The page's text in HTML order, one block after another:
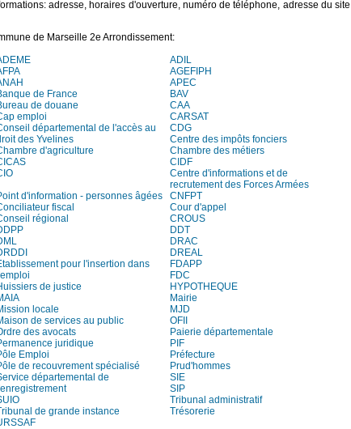
adresse, horaires d'ouverture, numéro de téléphone, adresse du site
de Marseille 2e Arrondissement:
ADIL
AGEFIPH
APEC
de France
BAV
de douane
CAA
emploi
CARSAT
départemental de l'accès au
des Yvelines
CDG
Centre des impôts fonciers
d'agriculture
Chambre des métiers
CIDF
Centre d'informations et de
recrutement des Forces Armées
d'information - personnes âgées
CNFPT
fiscal
Cour d'appel
régional
CROUS
DDT
DRAC
DREAL
pour l'insertion dans
FDAPP
FDC
de justice
HYPOTHEQUE
Mairie
locale
MJD
de services au public
OFII
des avocats
Paierie départementale
juridique
PIF
Emploi
Préfecture
de recouvrement spécialisé
Prud'hommes
départemental de
SIE
SIP
Tribunal administratif
de grande instance
Trésorerie